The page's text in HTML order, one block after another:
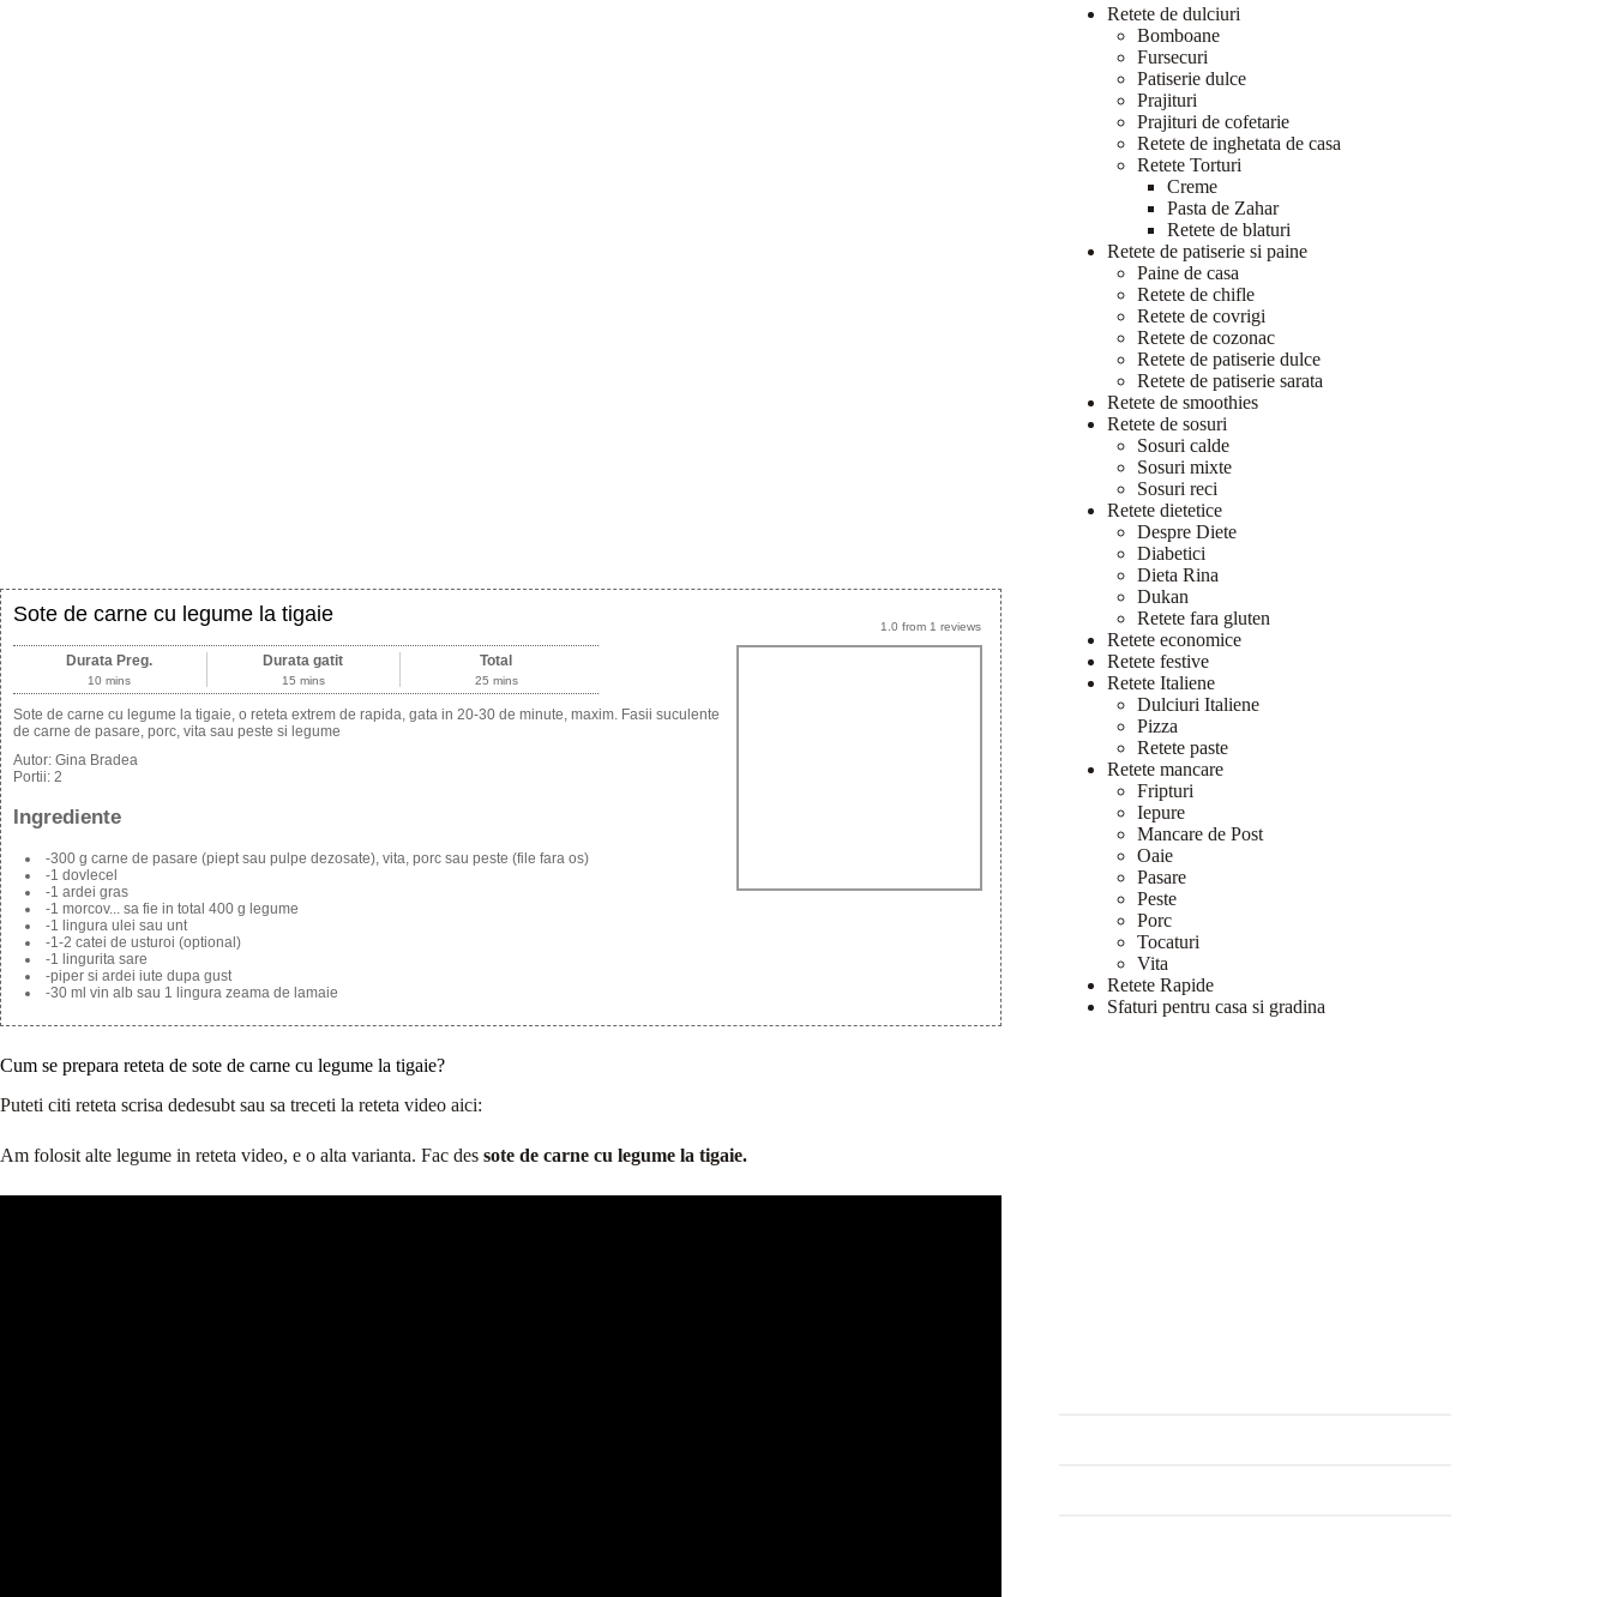
1.0 from 1 reviews
Sote de carne cu legume la tigaie
Durata Preg.
10 mins
Durata gatit
15 mins
Total
25 mins
Sote de carne cu legume la tigaie, o reteta extrem de rapida, gata in 20-30 de minute, maxim. Fasii suculente
de carne de pasare, porc, vita sau peste si legume
Autor: Gina Bradea
Portii: 2
Ingrediente
-300 g carne de pasare (piept sau pulpe dezosate), vita, porc sau peste (file fara os)
-1 dovlecel
-1 ardei gras
-1 morcov... sa fie in total 400 g legume
-1 lingura ulei sau unt
-1-2 catei de usturoi (optional)
-1 lingurita sare
-piper si ardei iute dupa gust
-30 ml vin alb sau 1 lingura zeama de lamaie
Cum se prepara reteta de sote de carne cu legume la tigaie?
Puteti citi reteta scrisa dedesubt sau sa treceti la reteta video aici:
Am folosit alte legume in reteta video, e o alta varianta. Fac des sote de carne cu legume la tigaie.
Retete de dulciuri
Bomboane
Fursecuri
Patiserie dulce
Prajituri
Prajituri de cofetarie
Retete de inghetata de casa
Retete Torturi
Creme
Pasta de Zahar
Retete de blaturi
Retete de patiserie si paine
Paine de casa
Retete de chifle
Retete de covrigi
Retete de cozonac
Retete de patiserie dulce
Retete de patiserie sarata
Retete de smoothies
Retete de sosuri
Sosuri calde
Sosuri mixte
Sosuri reci
Retete dietetice
Despre Diete
Diabetici
Dieta Rina
Dukan
Retete fara gluten
Retete economice
Retete festive
Retete Italiene
Dulciuri Italiene
Pizza
Retete paste
Retete mancare
Fripturi
Iepure
Mancare de Post
Oaie
Pasare
Peste
Porc
Tocaturi
Vita
Retete Rapide
Sfaturi pentru casa si gradina